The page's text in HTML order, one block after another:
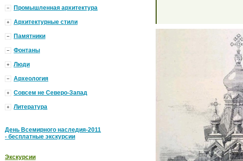
Промышленная архитектура
Архитектурные стили
Памятники
Фонтаны
Люди
Археология
Совсем не Северо-Запад
Литература
День Всемирного наследия-2011
- бесплатные экскурсии
Экскурсии